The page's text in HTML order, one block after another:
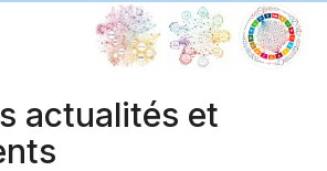
actualités et